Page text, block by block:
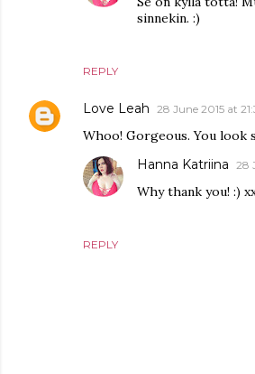
REPLY
sinnekin. :)
Love Leah 28 June 2015 at
Whoo! Gorgeous. You look
REPLY
Hanna Katriina 28
Why thank you! :)